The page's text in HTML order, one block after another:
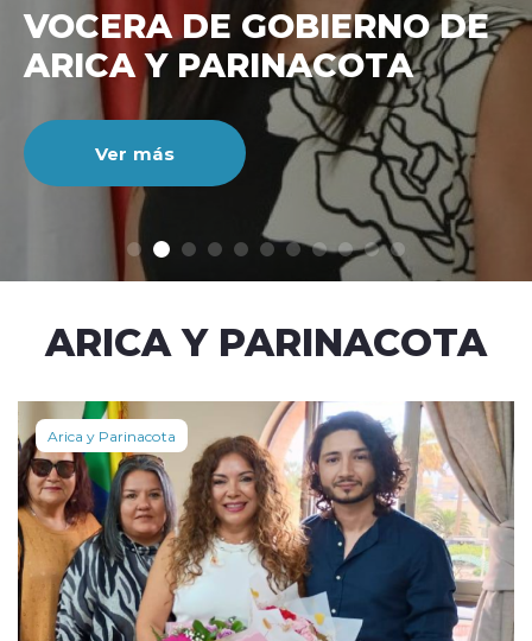
modo claro
VOCERA DE GOBIERNO DE
ARICA Y PARINACOTA
Ver más
ARICA Y PARINACOTA
Arica y Parinacota